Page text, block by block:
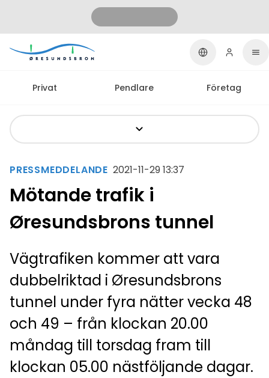
Privat Pendlare Företag
PRESSMEDDELANDE 2021-11-29 13:37
Mötande trafik i
Øresundsbrons tunnel
Vägtrafiken kommer att vara
dubbelriktad i Øresundsbrons
tunnel under fyra nätter vecka 48
och 49 – från klockan 20.00
måndag till torsdag fram till
klockan 05.00 nästföljande dagar.